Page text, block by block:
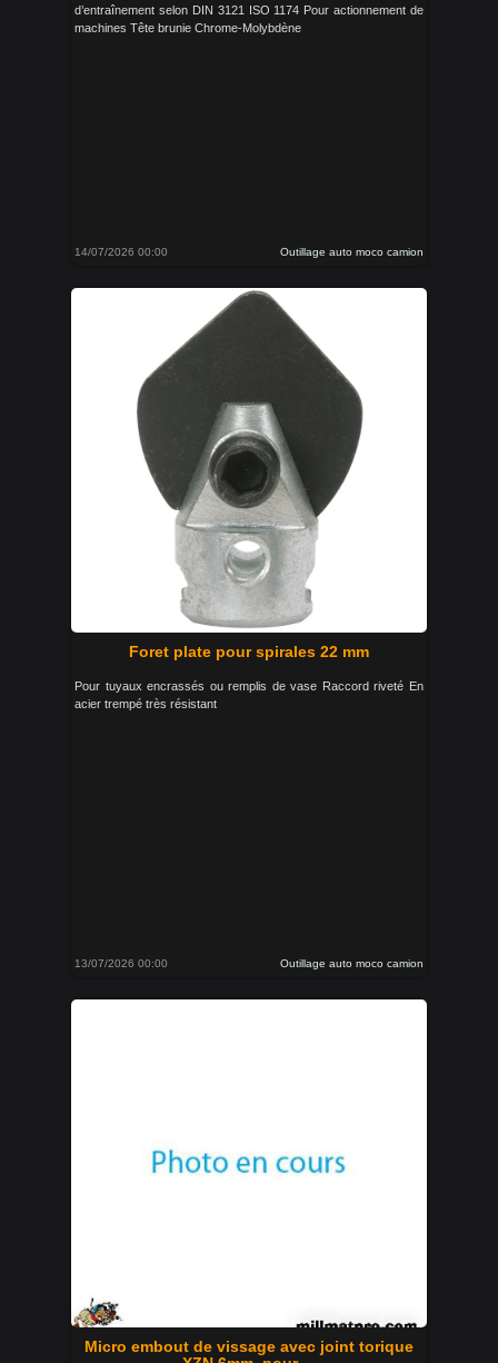
d’entraînement selon DIN 3121 ISO 1174 Pour actionnement de
machines Tête brunie Chrome-Molybdène
14/07/2026 00:00 Outillage auto moco camion
Foret plate pour spirales 22 mm
Pour tuyaux encrassés ou remplis de vase Raccord riveté En
acier trempé très résistant
13/07/2026 00:00 Outillage auto moco camion
Micro embout de vissage avec joint torique